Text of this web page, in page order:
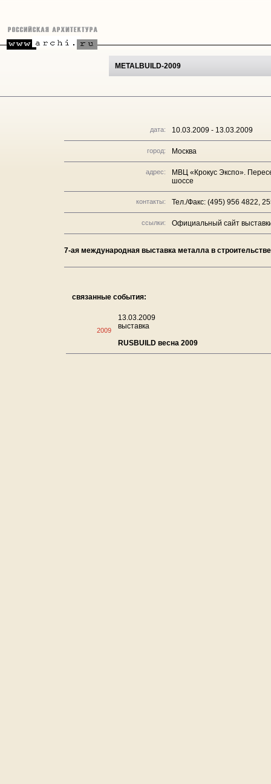
METALBUILD-2009
дата: 10.03.2009 - 13.03.2009
город: Москва
адрес:
МВЦ «Крокус Экспо».
шоссе
контакты: Тел./Факс: (495) 956 4822,
ссылки: Официальный сайт
7-ая международная выставка металла в строительстве
связанные события:
2009
13.03.2009
выставка
RUSBUILD весна 2009